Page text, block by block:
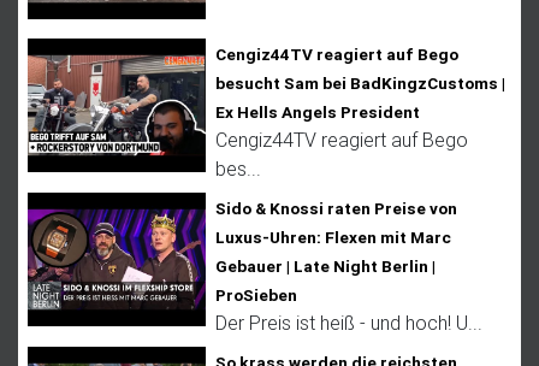
Cengiz44TV reagiert auf Bego
besucht Sam bei BadKingzCustoms |
Ex Hells Angels President
Cengiz44TV reagiert auf Bego
bes...
Sido & Knossi raten Preise von
Luxus-Uhren: Flexen mit Marc
Gebauer | Late Night Berlin |
ProSieben
Der Preis ist heiß - und hoch! U...